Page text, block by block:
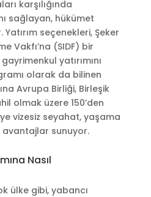
karşılığında
sağlayan, hükümet
seçenekleri, Şeker
Vakfı’na (SIDF) bir
yatırımını
olarak da bilinen
Avrupa Birliği, Birleşik
olmak üzere 150’den
vizesiz seyahat, yaşama
avantajlar sunuyor.
Nasıl
ülke gibi, yabancı